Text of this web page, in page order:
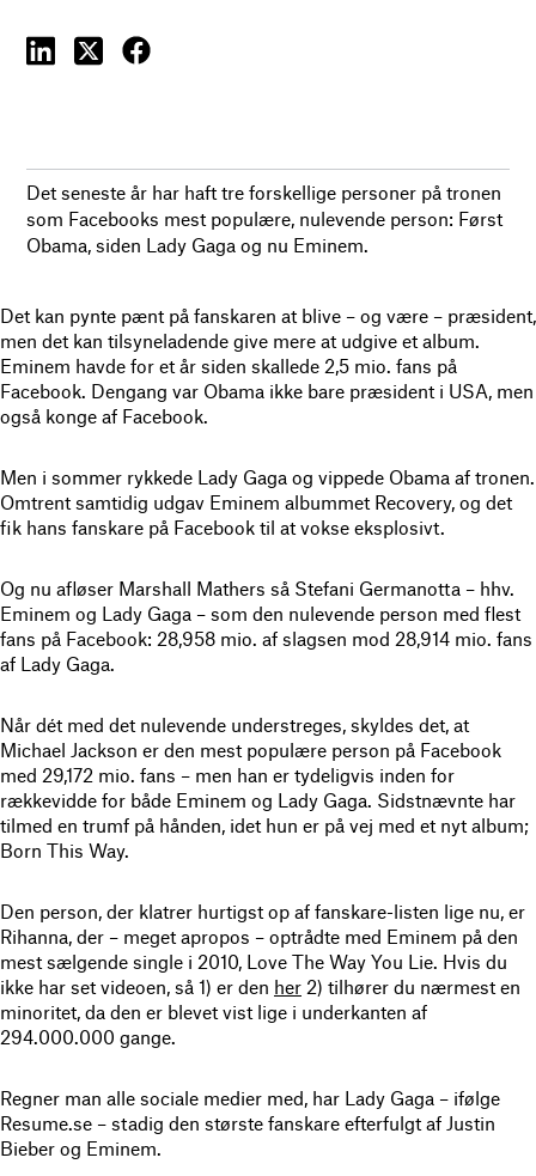
Det seneste år har haft tre forskellige personer på tronen
som Facebooks mest populære, nulevende person: Først
Obama, siden Lady Gaga og nu Eminem.
Det kan pynte pænt på fanskaren at blive – og være – præsident,
men det kan tilsyneladende give mere at udgive et album.
Eminem havde for et år siden skallede 2,5 mio. fans på
Facebook. Dengang var Obama ikke bare præsident i USA, men
også konge af Facebook.
Men i sommer rykkede Lady Gaga og vippede Obama af tronen.
Omtrent samtidig udgav Eminem albummet Recovery, og det
fik hans fanskare på Facebook til at vokse eksplosivt.
Og nu afløser Marshall Mathers så Stefani Germanotta – hhv.
Eminem og Lady Gaga – som den nulevende person med flest
fans på Facebook: 28,958 mio. af slagsen mod 28,914 mio. fans
af Lady Gaga.
Når dét med det nulevende understreges, skyldes det, at
Michael Jackson er den mest populære person på Facebook
med 29,172 mio. fans – men han er tydeligvis inden for
rækkevidde for både Eminem og Lady Gaga. Sidstnævnte har
tilmed en trumf på hånden, idet hun er på vej med et nyt album;
Born This Way.
Den person, der klatrer hurtigst op af fanskare-listen lige nu, er
Rihanna, der – meget apropos – optrådte med Eminem på den
mest sælgende single i 2010, Love The Way You Lie. Hvis du
ikke har set videoen, så 1) er den her 2) tilhører du nærmest en
minoritet, da den er blevet vist lige i underkanten af
294.000.000 gange.
Regner man alle sociale medier med, har Lady Gaga – ifølge
Resume.se – stadig den største fanskare efterfulgt af Justin
Bieber og Eminem.